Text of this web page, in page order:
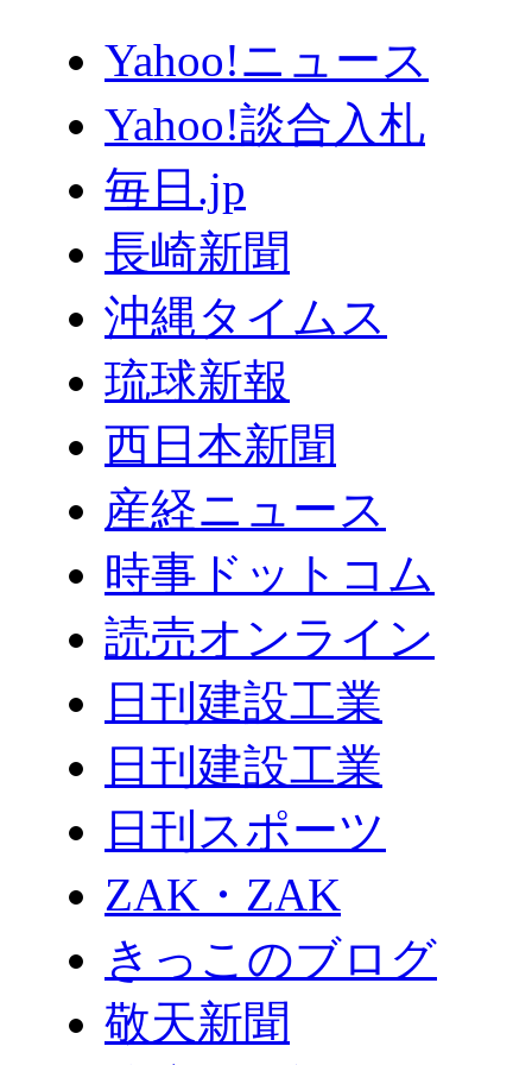
Yahoo!ニュース
Yahoo!談合入札
毎日.jp
長崎新聞
沖縄タイムス
琉球新報
西日本新聞
産経ニュース
時事ドットコム
読売オンライン
日刊建設工業
日刊建設工業
日刊スポーツ
ZAK・ZAK
きっこのブログ
敬天新聞